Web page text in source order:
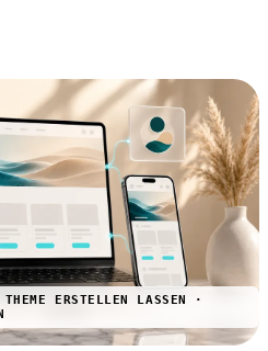
ERSTELLEN LASSEN ·